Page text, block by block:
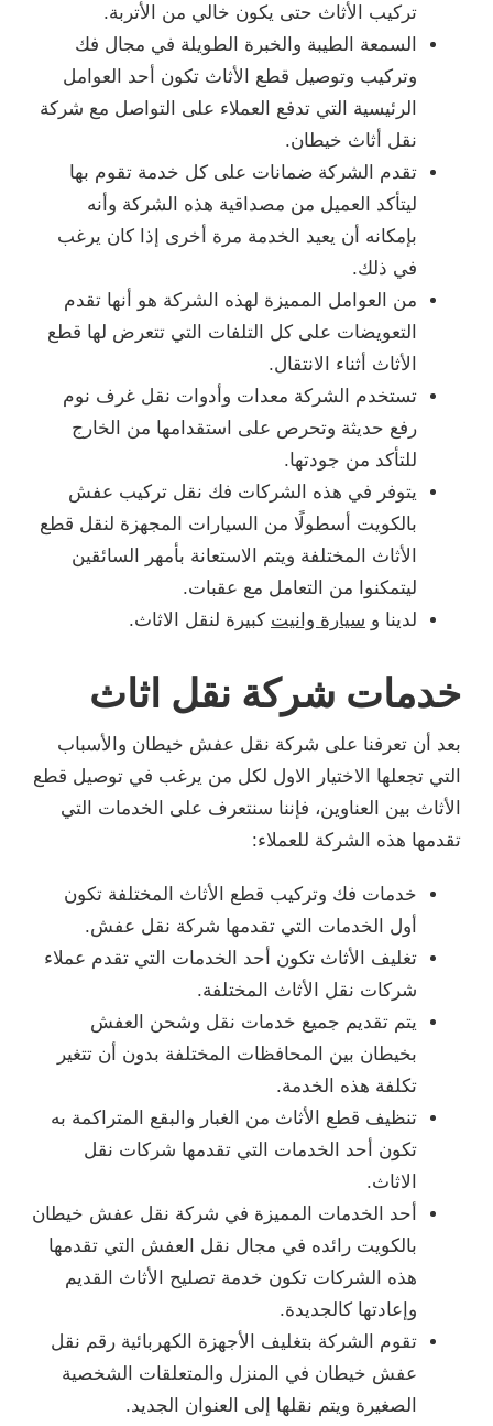
تركيب الأثاث حتى يكون خالي من الأتربة.
السمعة الطيبة والخبرة الطويلة في مجال فك
وتركيب وتوصيل قطع الأثاث تكون أحد العوامل
الرئيسية التي تدفع العملاء على التواصل مع شركة
نقل أثاث خيطان.
تقدم الشركة ضمانات على كل خدمة تقوم بها
ليتأكد العميل من مصداقية هذه الشركة وأنه
بإمكانه أن يعيد الخدمة مرة أخرى إذا كان يرغب
في ذلك.
من العوامل المميزة لهذه الشركة هو أنها تقدم
التعويضات على كل التلفات التي تتعرض لها قطع
الأثاث أثناء الانتقال.
تستخدم الشركة معدات وأدوات نقل غرف نوم
رفع حديثة وتحرص على استقدامها من الخارج
للتأكد من جودتها.
يتوفر في هذه الشركات فك نقل تركيب عفش
بالكويت أسطولًا من السيارات المجهزة لنقل قطع
الأثاث المختلفة ويتم الاستعانة بأمهر السائقين
ليتمكنوا من التعامل مع عقبات.
لدينا و سيارة وانيت كبيرة لنقل الاثاث.
خدمات شركة نقل اثاث
بعد أن تعرفنا على شركة نقل عفش خيطان والأسباب
التي تجعلها الاختيار الاول لكل من يرغب في توصيل قطع
الأثاث بين العناوين، فإننا سنتعرف على الخدمات التي
تقدمها هذه الشركة للعملاء:
خدمات فك وتركيب قطع الأثاث المختلفة تكون
أول الخدمات التي تقدمها شركة نقل عفش.
تغليف الأثاث تكون أحد الخدمات التي تقدم عملاء
شركات نقل الأثاث المختلفة.
يتم تقديم جميع خدمات نقل وشحن العفش
بخيطان بين المحافظات المختلفة بدون أن تتغير
تكلفة هذه الخدمة.
تنظيف قطع الأثاث من الغبار والبقع المتراكمة به
تكون أحد الخدمات التي تقدمها شركات نقل
الاثاث.
أحد الخدمات المميزة في شركة نقل عفش خيطان
بالكويت رائده في مجال نقل العفش التي تقدمها
هذه الشركات تكون خدمة تصليح الأثاث القديم
وإعادتها كالجديدة.
تقوم الشركة بتغليف الأجهزة الكهربائية رقم نقل
عفش خيطان في المنزل والمتعلقات الشخصية
الصغيرة ويتم نقلها إلى العنوان الجديد.